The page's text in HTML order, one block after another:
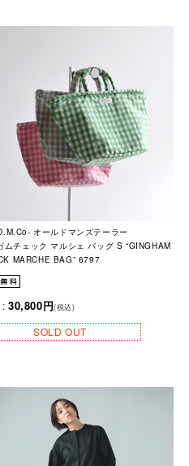
オールドマンズテーラー
ムチェック マルシェ バッグ S “GINGHAM
MARCHE BAG” 6797
: 30,800円(税込)
SOLD OUT